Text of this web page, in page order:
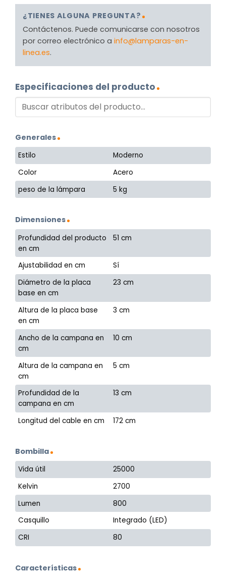
¿TIENES ALGUNA PREGUNTA?
Contáctenos. Puede comunicarse con nosotros
por correo electrónico a info@lamparas-en-
linea.es.
Especificaciones del producto
Generales
Estilo
Moderno
Color
Acero
peso de la lámpara
5 kg
Dimensiones
Profundidad del producto
en cm
51 cm
Ajustabilidad en cm
Sí
Diámetro de la placa
base en cm
23 cm
Altura de la placa base
en cm
3 cm
Ancho de la campana en
cm
10 cm
Altura de la campana en
cm
5 cm
Profundidad de la
campana en cm
13 cm
Longitud del cable en cm 172 cm
Bombilla
Vida útil
25000
Kelvin
2700
Lumen
800
Casquillo
Integrado (LED)
CRI
80
Características